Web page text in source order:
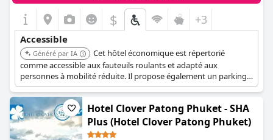
$ +3
Accessible
Généré par IA
Cet hôtel économique est répertorié
comme accessible aux fauteuils roulants et adapté aux
personnes à mobilité réduite. Il propose également un parking
limité.
Hotel Clover Patong Phuket - SHA
Plus (Hotel Clover Patong Phuket)